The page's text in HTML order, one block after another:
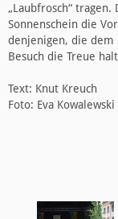
„Laubfrosch“
Sonnenschein die
denjenigen, die dem
Besuch die Treue
Text: Knut Kreuch
Foto: Eva Kowalewski